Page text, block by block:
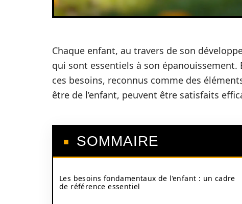
Chaque enfant, au travers de son
qui sont essentiels à son
ces besoins, reconnus comme des
être de l’enfant, peuvent être satisfaits
SOMMAIRE
Les besoins fondamentaux de l’enfant : un cadre
de référence essentiel